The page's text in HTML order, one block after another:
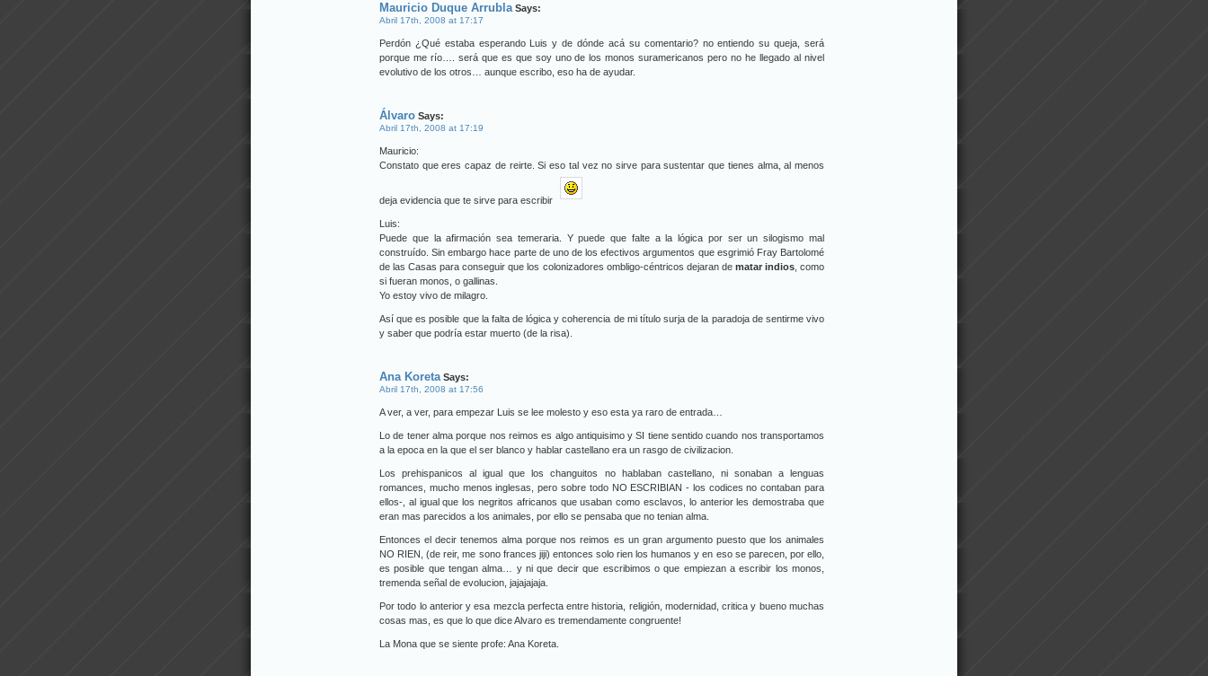
Mauricio Duque Arrubla Says:
Abril 17th, 2008 at 17:17
Perdón ¿Qué estaba esperando Luis y de dónde acá su comentario? no entiendo su queja, será
porque me río…. será que es que soy uno de los monos suramericanos pero no he llegado al nivel
evolutivo de los otros… aunque escribo, eso ha de ayudar.
Álvaro Says:
Abril 17th, 2008 at 17:19
Mauricio:
Constato que eres capaz de reirte. Si eso tal vez no sirve para sustentar que tienes alma, al menos
deja evidencia que te sirve para escribir
Luis:
Puede que la afirmación sea temeraria. Y puede que falte a la lógica por ser un silogismo mal
construído. Sin embargo hace parte de uno de los efectivos argumentos que esgrimió Fray Bartolomé
de las Casas para conseguir que los colonizadores ombligo-céntricos dejaran de matar indios, como
si fueran monos, o gallinas.
Yo estoy vivo de milagro.
Así que es posible que la falta de lógica y coherencia de mi título surja de la paradoja de sentirme vivo
y saber que podría estar muerto (de la risa).
Ana Koreta Says:
Abril 17th, 2008 at 17:56
A ver, a ver, para empezar Luis se lee molesto y eso esta ya raro de entrada…
Lo de tener alma porque nos reimos es algo antiquisimo y SI tiene sentido cuando nos transportamos
a la epoca en la que el ser blanco y hablar castellano era un rasgo de civilizacion.
Los prehispanicos al igual que los changuitos no hablaban castellano, ni sonaban a lenguas
romances, mucho menos inglesas, pero sobre todo NO ESCRIBIAN - los codices no contaban para
ellos-, al igual que los negritos africanos que usaban como esclavos, lo anterior les demostraba que
eran mas parecidos a los animales, por ello se pensaba que no tenian alma.
Entonces el decir tenemos alma porque nos reimos es un gran argumento puesto que los animales
NO RIEN, (de reir, me sono frances jiji) entonces solo rien los humanos y en eso se parecen, por ello,
es posible que tengan alma… y ni que decir que escribimos o que empiezan a escribir los monos,
tremenda señal de evolucion, jajajajaja.
Por todo lo anterior y esa mezcla perfecta entre historia, religión, modernidad, critica y bueno muchas
cosas mas, es que lo que dice Alvaro es tremendamente congruente!
La Mona que se siente profe: Ana Koreta.